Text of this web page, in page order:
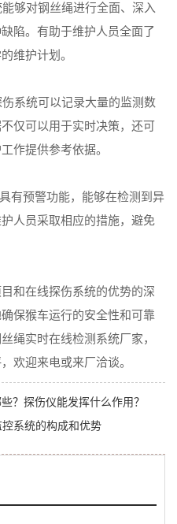
对钢丝绳进行全面、深入
陷。有助于维护人员全面了
维护计划。
系统可以记录大量的监测数
仅可以用于实时决策，还可
作提供参考依据。
预警功能，能够在检测到异
人员采取相应的措施，避免
在线探伤系统的优势的深
保猴车运行的安全性和可靠
绳实时在线检测系统厂家，
欢迎来电或来厂洽谈。
？探伤仪能发挥什么作用？
系统的构成和优势